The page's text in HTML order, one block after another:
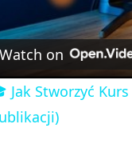
Watch on
Jak Stworzyć